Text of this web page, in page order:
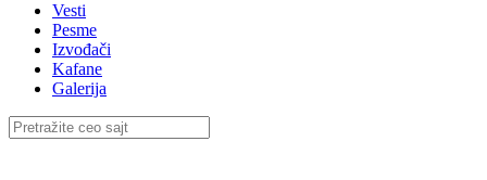
Vesti
Pesme
Izvođači
Kafane
Galerija